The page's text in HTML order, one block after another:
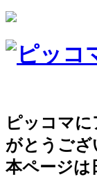
ピッコマ
がとうござ
本ページは